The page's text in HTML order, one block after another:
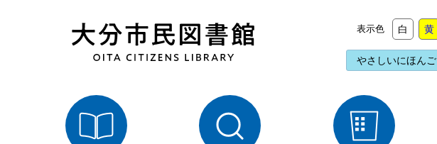
表示色 白 黄
やさしいにほんご